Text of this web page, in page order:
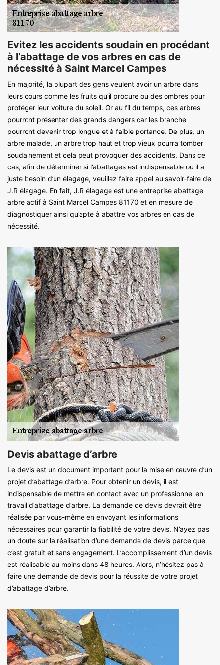
Evitez les accidents soudain en procédant
à l’abattage de vos arbres en cas de
nécessité à Saint Marcel Campes
En majorité, la plupart des gens veulent avoir un arbre dans
leurs cours comme les fruits qu’il procure ou des ombres pour
protéger leur voiture du soleil. Or au fil du temps, ces arbres
pourront présenter des grands dangers car les branche
pourront devenir trop longue et à faible portance. De plus, un
arbre malade, un arbre trop haut et trop vieux pourra tomber
soudainement et cela peut provoquer des accidents. Dans ce
cas, afin de déterminer si l’abattages est indispensable ou il a
juste besoin d’un élagage, veuillez faire appel au savoir-faire de
J.R élagage. En fait, J.R élagage est une entreprise abattage
arbre actif à Saint Marcel Campes 81170 et en mesure de
diagnostiquer ainsi qu’apte à abattre vos arbres en cas de
nécessité.
Devis abattage d’arbre
Le devis est un document important pour la mise en œuvre d’un
projet d’abattage d’arbre. Pour obtenir un devis, il est
indispensable de mettre en contact avec un professionnel en
travail d’abattage d’arbre. La demande de devis devrait être
réalisée par vous-même en envoyant les informations
nécessaires pour garantir la fiabilité de votre devis. N’ayez pas
un doute sur la réalisation d’une demande de devis parce que
c’est gratuit et sans engagement. L’accomplissement d’un devis
est réalisable au moins dans 48 heures. Alors, n’hésitez pas à
faire une demande de devis pour la réussite de votre projet
d’abattage d’arbre.